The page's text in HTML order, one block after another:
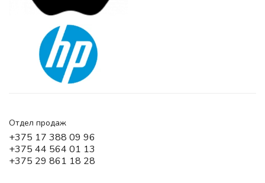
Отдел продаж
+375 17 388 09 96
+375 44 564 01 13
+375 29 861 18 28